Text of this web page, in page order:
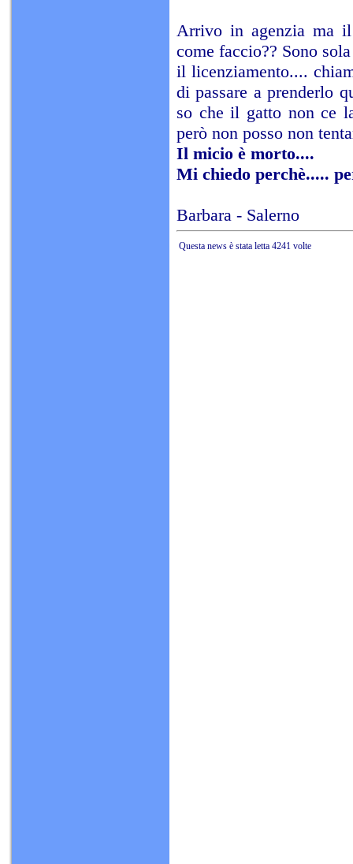
Arrivo in agenzia ma il
come faccio?? Sono
il licenziamento....
di passare a prenderlo
so che il gatto non ce
però non posso non
Il micio è morto....
Mi chiedo perchè.....
Barbara - Salerno
Questa news è stata letta 4241 volte